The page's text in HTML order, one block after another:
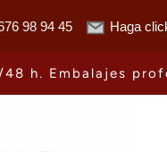
98 94 45 Haga
48 h. Embalajes